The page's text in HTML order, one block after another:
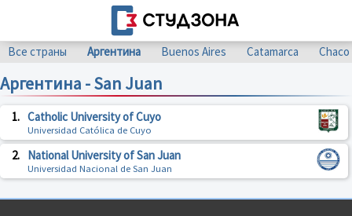
Все страны Аргентина Buenos Aires Catamarca Chaco
Аргентина - San Juan
1. Catholic University of Cuyo
Universidad Católica de Cuyo
2. National University of San Juan
Universidad Nacional de San Juan